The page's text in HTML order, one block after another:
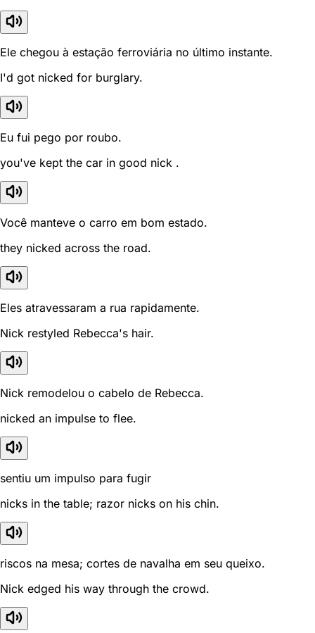
Ele chegou à estação ferroviária no último instante.
I'd got nicked for burglary.
Eu fui pego por roubo.
you've kept the car in good nick .
Você manteve o carro em bom estado.
they nicked across the road.
Eles atravessaram a rua rapidamente.
Nick restyled Rebecca's hair.
Nick remodelou o cabelo de Rebecca.
nicked an impulse to flee.
sentiu um impulso para fugir
nicks in the table; razor nicks on his chin.
riscos na mesa; cortes de navalha em seu queixo.
Nick edged his way through the crowd.